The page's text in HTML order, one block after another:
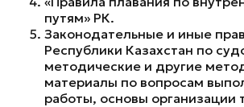
путям» РК.
Законодательные и иные
Республики Казахстан по
методические и другие
материалы по вопросам
работы, основы организации